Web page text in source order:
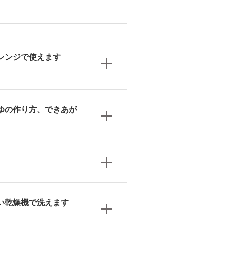
ンジで使えます
の作り方、できあが
乾燥機で洗えます